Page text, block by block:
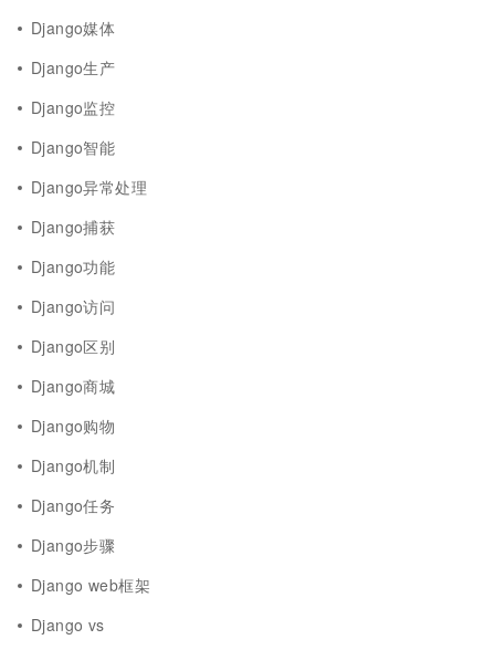
Django媒体
Django生产
Django监控
Django智能
Django异常处理
Django捕获
Django功能
Django访问
Django区别
Django商城
Django购物
Django机制
Django任务
Django步骤
Django web框架
Django vs